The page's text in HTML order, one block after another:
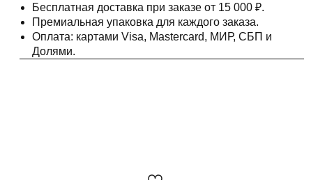
Бесплатная доставка при заказе от 15 000 ₽.
Премиальная упаковка для каждого заказа.
Оплата: картами Visa, Mastercard, МИР, СБП и
Долями.